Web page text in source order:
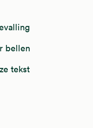
bellen
tekst